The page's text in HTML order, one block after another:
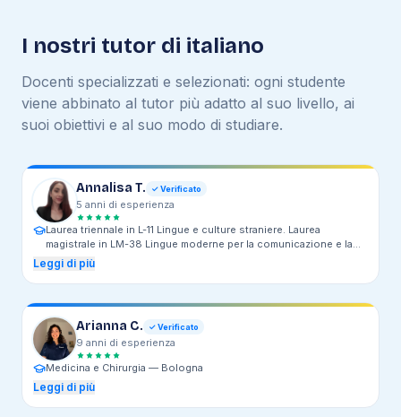
I nostri tutor di italiano
Docenti specializzati e selezionati: ogni studente
viene abbinato al tutor più adatto al suo livello, ai
suoi obiettivi e al suo modo di studiare.
Annalisa T. ✓ Verificato
5 anni di esperienza
Laurea triennale in L-11 Lingue e culture straniere. Laurea
magistrale in LM-38 Lingue moderne per la comunicazione e la
cooperazione internazionale. —
Studi di Salerno. Magistrale presso Università degli Studi di
Milano.
Leggi di più
Arianna C. ✓ Verificato
9 anni di esperienza
Medicina e Chirurgia — Bologna
Leggi di più